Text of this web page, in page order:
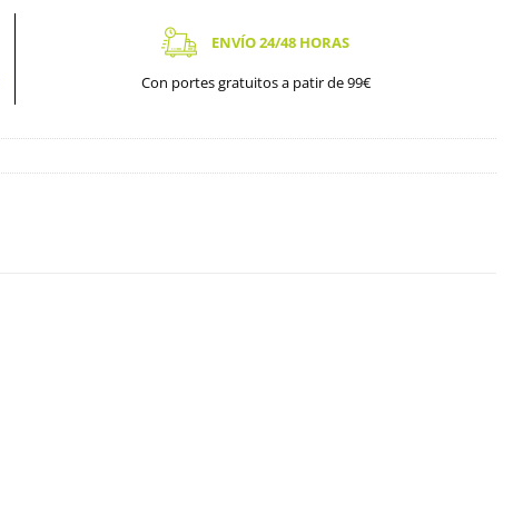
ENVÍO 24/48 HORAS
Con portes gratuitos a patir de 99€